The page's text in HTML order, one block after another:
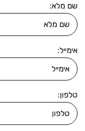
שם מלא:
אימייל:
טלפון: